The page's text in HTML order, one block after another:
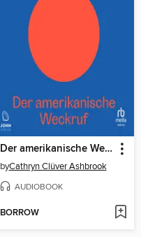
Der amerikanische Weckruf
byCathryn Clüver Ashbrook
AUDIOBOOK
BORROW